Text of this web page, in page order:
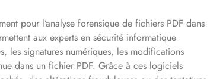
pour l’analyse forensique de fichiers PDF dans
aux experts en sécurité informatique
les signatures numériques, les modifications
dans un fichier PDF. Grâce à ces logiciels